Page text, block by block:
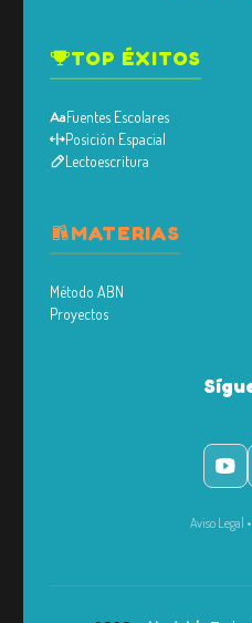
TOP ÉXITOS
Fuentes Escolares
Posición Espacial
Lectoescritura
MATERIAS
Método ABN
Proyectos
Aviso Legal •